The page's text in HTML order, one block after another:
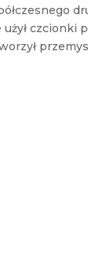
czcionki